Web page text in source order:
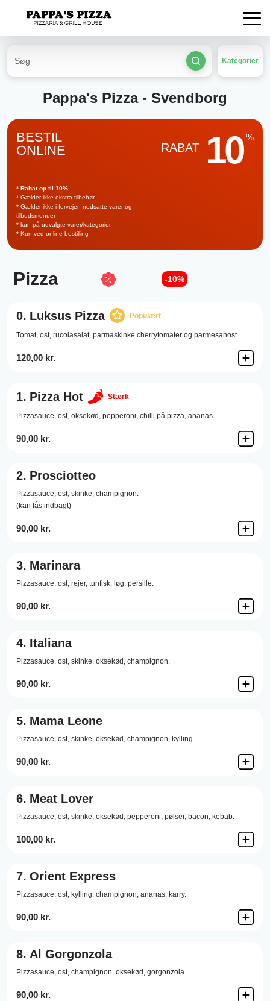
Kategorier
Pappa's Pizza - Svendborg
BESTIL
ONLINE
RABAT 10 %
* Rabat op til 10%
* Gælder ikke ekstra tilbehør
* Gælder ikke i forvejen nedsatte varer og
tilbudsmenuer
* kun på udvalgte varer/kategorier
* Kun ved online bestilling
Pizza -10%
0. Luksus Pizza Populært
Tomat, ost, rucolasalat, parmaskinke cherrytomater og parmesanost.
120,00 kr.
1. Pizza Hot Stærk
Pizzasauce, ost, oksekød, pepperoni, chilli på pizza, ananas.
90,00 kr.
2. Prosciotteo
Pizzasauce, ost, skinke, champignon.
(kan fås indbagt)
90,00 kr.
3. Marinara
Pizzasauce, ost, rejer, tunfisk, løg, persille.
90,00 kr.
4. Italiana
Pizzasauce, ost, skinke, oksekød, champignon.
90,00 kr.
5. Mama Leone
Pizzasauce, ost, skinke, oksekød, champignon, kylling.
90,00 kr.
6. Meat Lover
Pizzasauce, ost, skinke, oksekød, pepperoni, pølser, bacon, kebab.
100,00 kr.
7. Orient Express
Pizzasauce, ost, kylling, champignon, ananas, karry.
90,00 kr.
8. Al Gorgonzola
Pizzasauce, ost, champignon, oksekød, gorgonzola.
90,00 kr.